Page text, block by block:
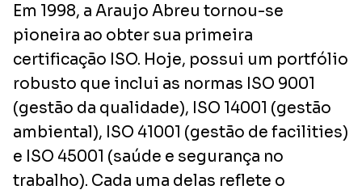
Em 1998, a Araujo Abreu tornou-se
pioneira ao obter sua primeira
certificação ISO. Hoje, possui um portfólio
robusto que inclui as normas ISO 9001
(gestão da qualidade), ISO 14001 (gestão
ambiental), ISO 41001 (gestão de facilities)
e ISO 45001 (saúde e segurança no
trabalho). Cada uma delas reflete o